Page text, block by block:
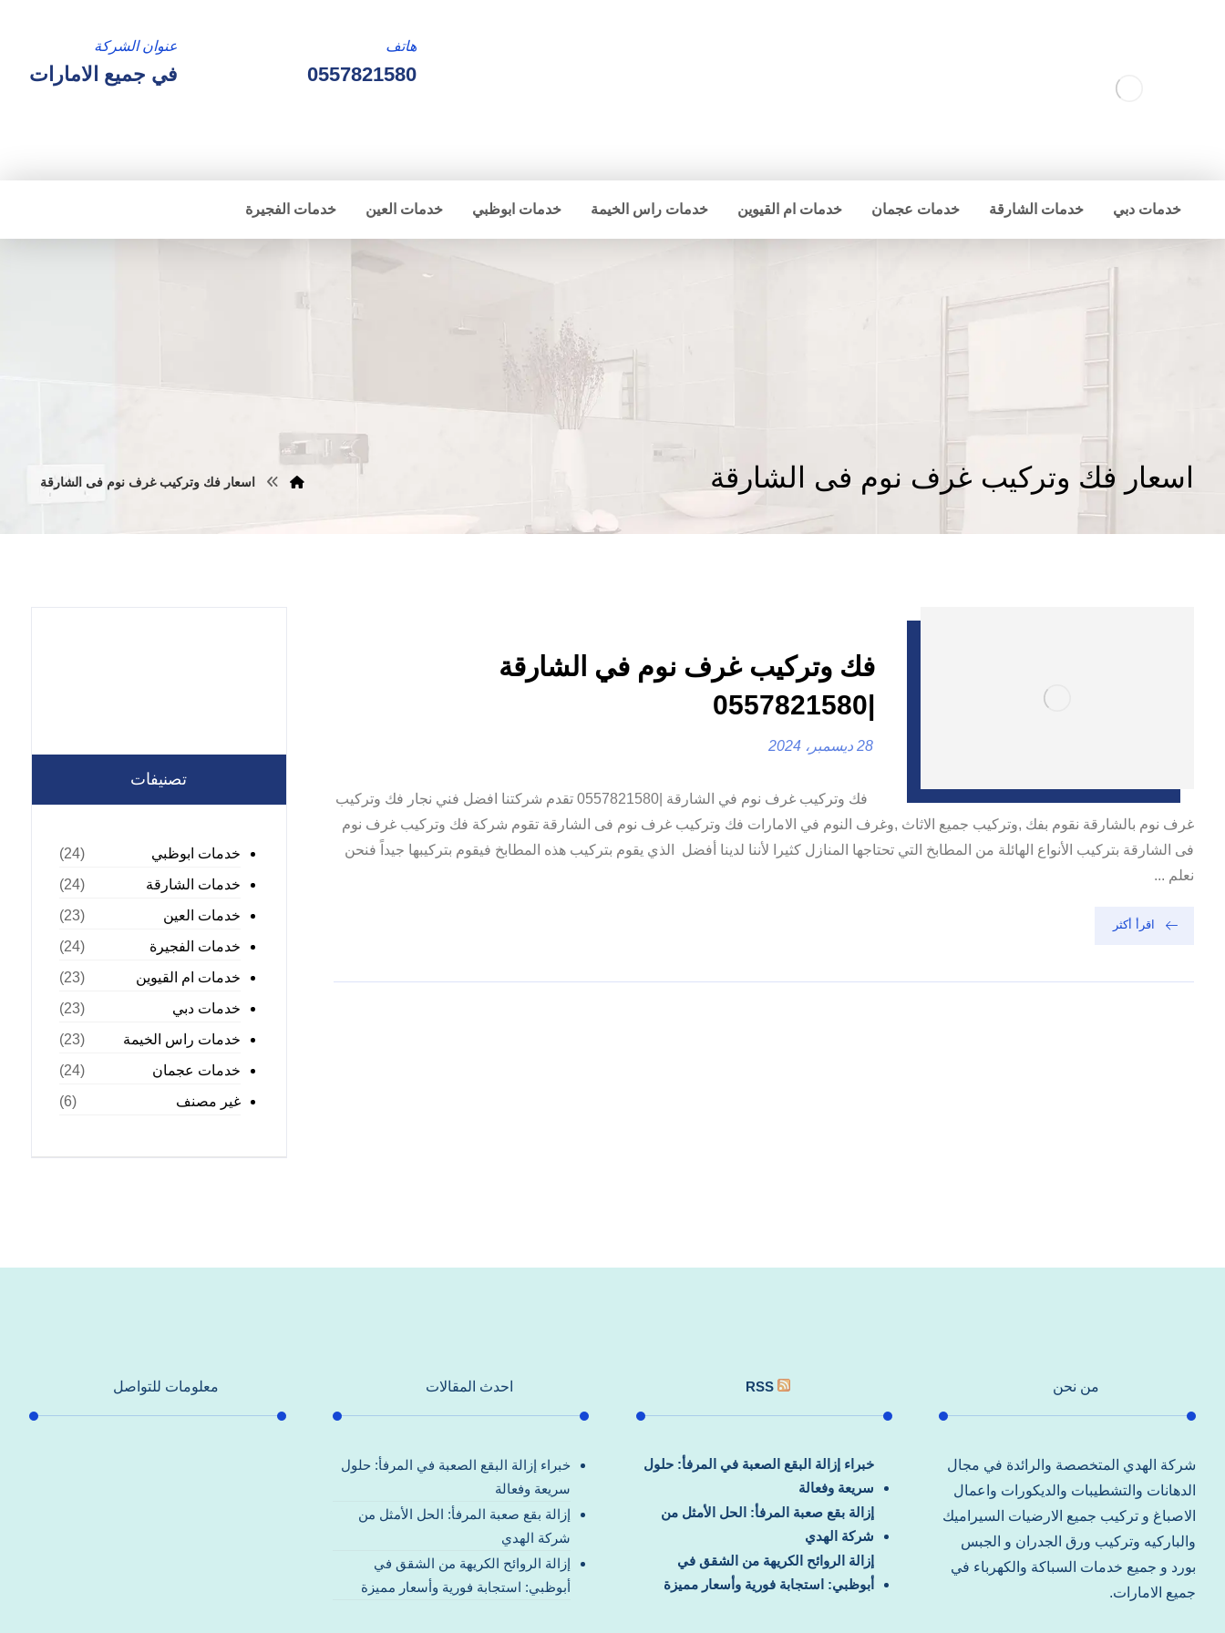
عنوان الشركة
في جميع الامارات
هاتف
0557821580
خدمات دبي خدمات الشارقة خدمات عجمان خدمات ام القيوين خدمات راس الخيمة خدمات ابوظبي خدمات العين خدمات الفجيرة
اسعار فك وتركيب غرف نوم فى الشارقة اسعار فك وتركيب غرف نوم فى الشارقة
فك وتركيب غرف نوم في الشارقة
|0557821580
28 ديسمبر، 2024
فك وتركيب غرف نوم في الشارقة |0557821580 تقدم شركتنا افضل فني نجار فك وتركيب
غرف نوم بالشارقة نقوم بفك ,وتركيب جميع الاثاث ,وغرف النوم في الامارات فك وتركيب غرف نوم فى الشارقة تقوم شركة فك وتركيب غرف نوم
فى الشارقة بتركيب الأنواع الهائلة من المطابخ التي تحتاجها المنازل كثيرا لأننا لدينا أفضل الذي يقوم بتركيب هذه المطابخ فيقوم بتركيبها جيداً فنحن
نعلم ...
اقرأ أكثر
تصنيفات
خدمات ابوظبي
(24)
خدمات الشارقة
(24)
خدمات العين
(23)
خدمات الفجيرة
(24)
خدمات ام القيوين
(23)
خدمات دبي
(23)
خدمات راس الخيمة
(23)
خدمات عجمان
(24)
غير مصنف
(6)
من نحن
شركة الهدي المتخصصة والرائدة في مجال
الدهانات والتشطيبات والديكورات واعمال
الاصباغ و تركيب جميع الارضيات السيراميك
والباركيه وتركيب ورق الجدران و الجبس
بورد و جميع خدمات السباكة والكهرباء في
جميع الامارات.
RSS
خبراء إزالة البقع الصعبة في المرفأ: حلول
سريعة وفعالة
إزالة بقع صعبة المرفأ: الحل الأمثل من
شركة الهدي
إزالة الروائح الكريهة من الشقق في
أبوظبي: استجابة فورية وأسعار مميزة
احدث المقالات
خبراء إزالة البقع الصعبة في المرفأ: حلول
سريعة وفعالة
إزالة بقع صعبة المرفأ: الحل الأمثل من
شركة الهدي
إزالة الروائح الكريهة من الشقق في
أبوظبي: استجابة فورية وأسعار مميزة
معلومات للتواصل